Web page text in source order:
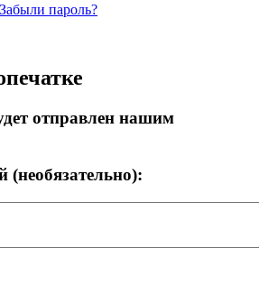
Забыли пароль?
отправлен нашим